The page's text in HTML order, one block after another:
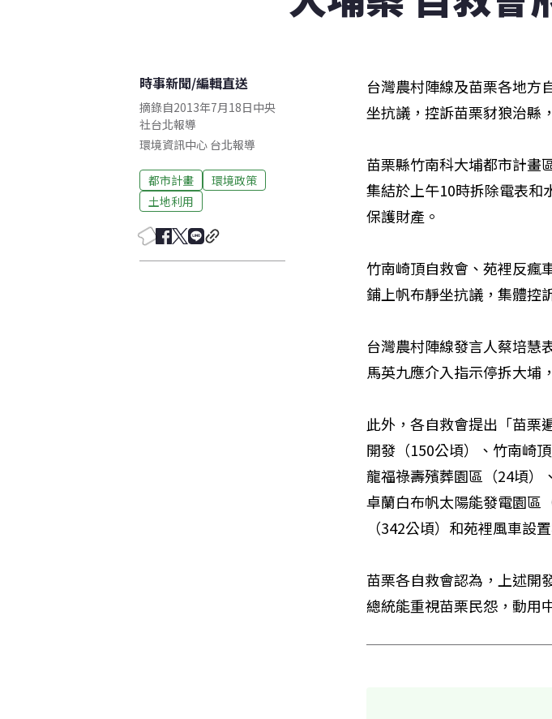
時事新聞/編輯直送
摘錄自2013年7月18日中央
社台北報導
環境資訊中心 台北報導
都市計畫
環境政策
土地利用
台灣農村陣線及苗栗各地方
坐抗議，控訴苗栗豺狼治縣
苗栗縣竹南科大埔都市計畫
集結於上午10時拆除電表和
保護財產。
竹南崎頂自救會、苑裡反瘋
鋪上帆布靜坐抗議，集體控
台灣農村陣線發言人蔡培慧
馬英九應介入指示停拆大埔
此外，各自救會提出「苗栗
開發（150公頃）、竹南崎
龍福祿壽殯葬園區（24頃）
卓蘭白布帆太陽能發電園區
（342公頃）和苑裡風車設
苗栗各自救會認為，上述開
總統能重視苗栗民怨，動用